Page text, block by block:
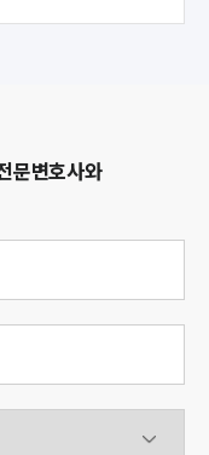
문변호사와